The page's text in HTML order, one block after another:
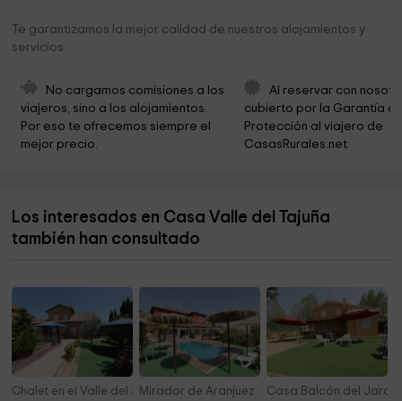
Cerro Del Ctisto
Fuentidueña de Tajo Ayuntamiento
Cementerio
Ayuntamiento de Valdaracete 8,5 km
Iglesia
Te garantizamos la mejor calidad de nuestros alojamientos y
servicios
No cargamos comisiones a los
viajeros, sino a los alojamientos.
Por eso te ofrecemos siempre el
mejor precio.
Al reservar con
cubierto por la Garantía
Protección al viajero de
CasasRurales.net
Los interesados en Casa Valle del Tajuña
también han consultado
Chalet en el Valle del JaramaMirador de Aranjuez Casa Balcón del